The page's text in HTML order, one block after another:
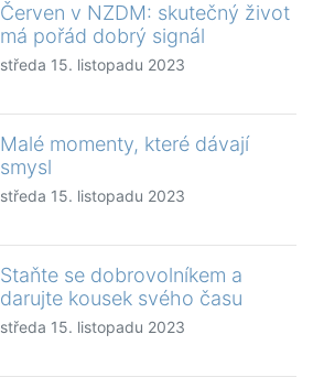
Červen v NZDM: skutečný život
má pořád dobrý signál
středa 15. listopadu 2023
Malé momenty, které dávají
smysl
středa 15. listopadu 2023
Staňte se dobrovolníkem a
darujte kousek svého času
středa 15. listopadu 2023